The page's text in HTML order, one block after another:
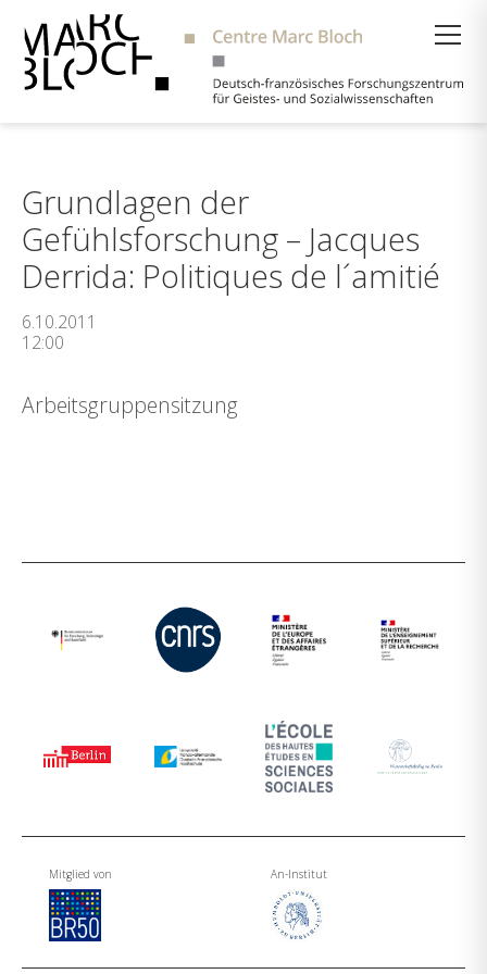
Grundlagen der
Gefühlsforschung – Jacques
Derrida: Politiques de l´amitié
6.10.2011
12:00
Arbeitsgruppensitzung
Mitglied von An-Institut